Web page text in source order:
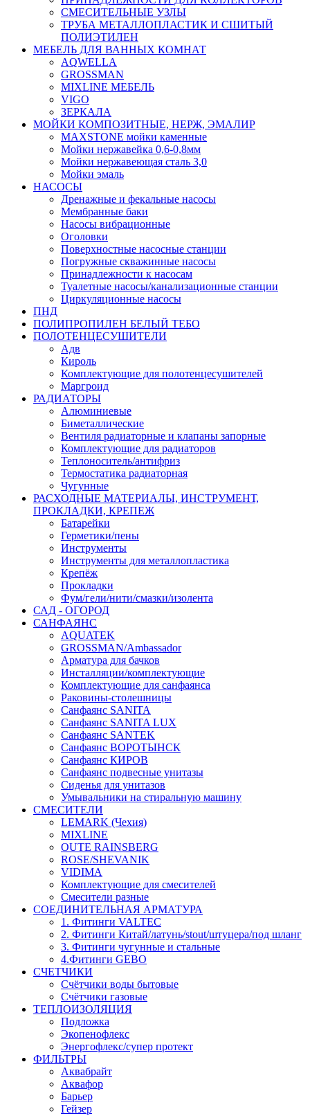
СМЕСИТЕЛЬНЫЕ УЗЛЫ
ТРУБА МЕТАЛЛОПЛАСТИК И СШИТЫЙ
ПОЛИЭТИЛЕН
МЕБЕЛЬ ДЛЯ ВАННЫХ КОМНАТ
AQWELLA
GROSSMAN
MIXLINE МЕБЕЛЬ
VIGO
ЗЕРКАЛА
МОЙКИ КОМПОЗИТНЫЕ, НЕРЖ, ЭМАЛИР
MAXSTONE мойки каменные
Мойки нержавейка 0,6-0,8мм
Мойки нержавеющая сталь 3,0
Мойки эмаль
НАСОСЫ
Дренажные и фекальные насосы
Мембранные баки
Насосы вибрационные
Оголовки
Поверхностные насосные станции
Погружные скважинные насосы
Принадлежности к насосам
Туалетные насосы/канализационные станции
Циркуляционные насосы
ПНД
ПОЛИПРОПИЛЕН БЕЛЫЙ ТЕБО
ПОЛОТЕНЦЕСУШИТЕЛИ
Адв
Кироль
Комплектующие для полотенцесушителей
Маргроид
РАДИАТОРЫ
Алюминиевые
Биметаллические
Вентиля радиаторные и клапаны запорные
Комплектующие для радиаторов
Теплоноситель/антифриз
Термостатика радиаторная
Чугунные
РАСХОДНЫЕ МАТЕРИАЛЫ, ИНСТРУМЕНТ,
ПРОКЛАДКИ, КРЕПЕЖ
Батарейки
Герметики/пены
Инструменты
Инструменты для металлопластика
Крепёж
Прокладки
Фум/гели/нити/смазки/изолента
САД - ОГОРОД
САНФАЯНС
AQUATEK
GROSSMAN/Ambassador
Арматура для бачков
Инсталляции/комплектующие
Комплектующие для санфаянса
Раковины-столешницы
Санфаянс SANITA
Санфаянс SANITA LUX
Санфаянс SANTEK
Санфаянс ВОРОТЫНСК
Санфаянс КИРОВ
Санфаянс подвесные унитазы
Сиденья для унитазов
Умывальники на стиральную машину
СМЕСИТЕЛИ
LEMARK (Чехия)
MIXLINE
OUTE RAINSBERG
ROSE/SHEVANIK
VIDIMA
Комплектующие для смесителей
Смесители разные
СОЕДИНИТЕЛЬНАЯ АРМАТУРА
1. Фитинги VALTEC
2. Фитинги Китай/латунь/stout/штуцера/под шланг
3. Фитинги чугунные и стальные
4.Фитинги GEBO
СЧЕТЧИКИ
Счётчики воды бытовые
Счётчики газовые
ТЕПЛОИЗОЛЯЦИЯ
Подложка
Экопенофлекс
Энергофлекс/супер протект
ФИЛЬТРЫ
Аквабрайт
Аквафор
Барьер
Гейзер